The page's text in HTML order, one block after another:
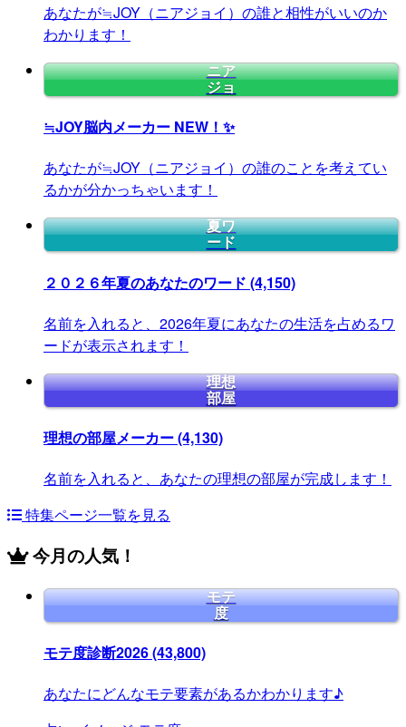
あなたが≒JOY（ニアジョイ）の誰と相性がいいのか
わかります！
ニア
ジョ
≒JOY脳内メーカー NEW！✨
あなたが≒JOY（ニアジョイ）の誰のことを考えてい
るかが分かっちゃいます！
夏ワ
ード
２０２６年夏のあなたのワード (4,150)
名前を入れると、2026年夏にあなたの生活を占めるワ
ードが表示されます！
理想
部屋
理想の部屋メーカー(4,130)
名前を入れると、あなたの理想の部屋が完成します！
特集ページ一覧を見る
今月の人気！
モテ
度
モテ度診断2026(43,800)
あなたにどんなモテ要素があるかわかります♪